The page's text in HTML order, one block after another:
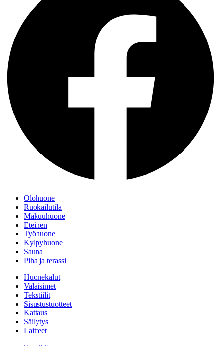
Olohuone
Ruokailutila
Makuuhuone
Eteinen
Työhuone
Kylpyhuone
Sauna
Piha ja terassi
Huonekalut
Valaisimet
Tekstiilit
Sisustustuotteet
Kattaus
Säilytys
Laitteet